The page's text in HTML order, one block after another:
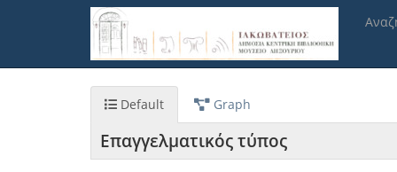
Default Graph
Επαγγελματικός τύπος